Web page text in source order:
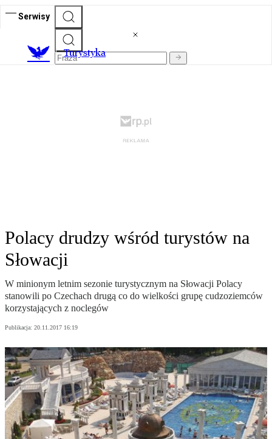
Serwisy
Turystyka
Polacy drudzy wśród turystów na
Słowacji
W minionym letnim sezonie turystycznym na Słowacji Polacy
stanowili po Czechach drugą co do wielkości grupę cudzoziemców
korzystających z noclegów
Publikacja: 20.11.2017 16:19